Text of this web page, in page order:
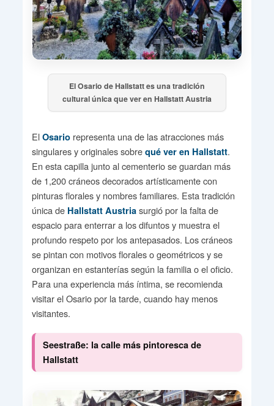
El Osario de Hallstatt es una tradición
cultural única que ver en Hallstatt Austria
El Osariorepresenta una de las atracciones más
singulares y originales sobre qué ver en Hallstatt.
En esta capilla junto al cementerio se guardan más
de 1,200 cráneos decorados artísticamente con
pinturas florales y nombres familiares. Esta tradición
única de Hallstatt Austriasurgió por la falta de
espacio para enterrar a los difuntos y muestra el
profundo respeto por los antepasados. Los cráneos
se pintan con motivos florales o geométricos y se
organizan en estanterías según la familia o el oficio.
Para una experiencia más íntima, se recomienda
visitar el Osario por la tarde, cuando hay menos
visitantes.
Seestraße: la calle más pintoresca de
Hallstatt